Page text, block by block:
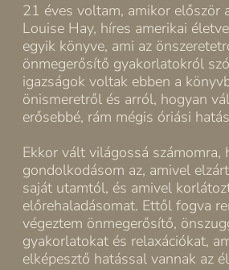
21 éves voltam, amikor először
Louise Hay, híres amerikai
egyik könyve, ami az
önmegerősítő gyakorlatokról
igazságok voltak ebben a
önismeretről és arról, hogyan
erősebbé, rám mégis óriási
Ekkor vált világossá számomra,
gondolkodásom az, amivel
saját utamtól, és amivel
előrehaladásomat. Ettől fogva
végeztem önmegerősítő,
gyakorlatokat és relaxációkat,
elképesztő hatással vannak az